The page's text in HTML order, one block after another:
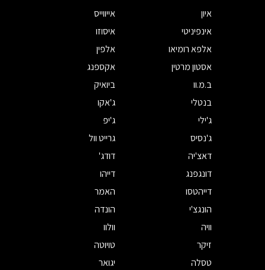
איון
אייווייס
אינפיניטי
איסוזו
אלפא רומיאו
אלפין
אסטון מרטין
אקספנג
ב.מ.וו
ביואיק
בנטלי
ג'אקו
ג'ילי
ג'יפ
ג'נסיס
גרייט וול
דאצ'יה
דודג'
דונגפנג
דייהו
דייהטסו
האמר
הונגצ'י
הונדה
וויה
וולוו
זיקר
טויוטה
טסלה
יגואר